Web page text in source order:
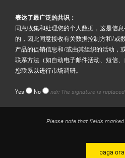
控制者处理您的个人数据的目的是
(a) 管理在线订单，以核实为交易提供的
和最终交付产品，并就与订单管理和/或
系；根据《欧盟数据保护条例》第
同和/或合同前措施；
(b) 履行行政、会计和税务领域的法律或
6(1)(c)条所指的法律义务；
组织的活动的促销信息，或通过接线员
电子邮件活动、短信、自动电话联系、
表达了最广泛的共识：
同意收集和处理您的个人数据，这是信
的，因此同意接收有关数据控制方和/或
产品的促销信息和/或由其组织的活动，
联系方法（如自动电子邮件活动、短信
您联系以进行市场调研。
Yes No ndr: The signature is
Please note that fields